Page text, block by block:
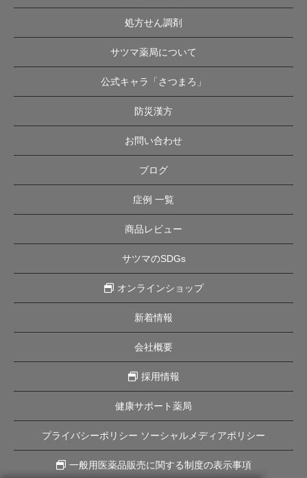
処方せん調剤
サツマ薬局について
公式キャラ「さつまろ」
防災漢方
お問い合わせ
ブログ
症例 一覧
商品レビュー
サツマのSDGs
オンラインショップ
新着情報
会社概要
採用情報
健康サポート薬局
プライバシーポリシー ソーシャルメディアポリシー
一般用医薬品販売に関する制度の表示事項